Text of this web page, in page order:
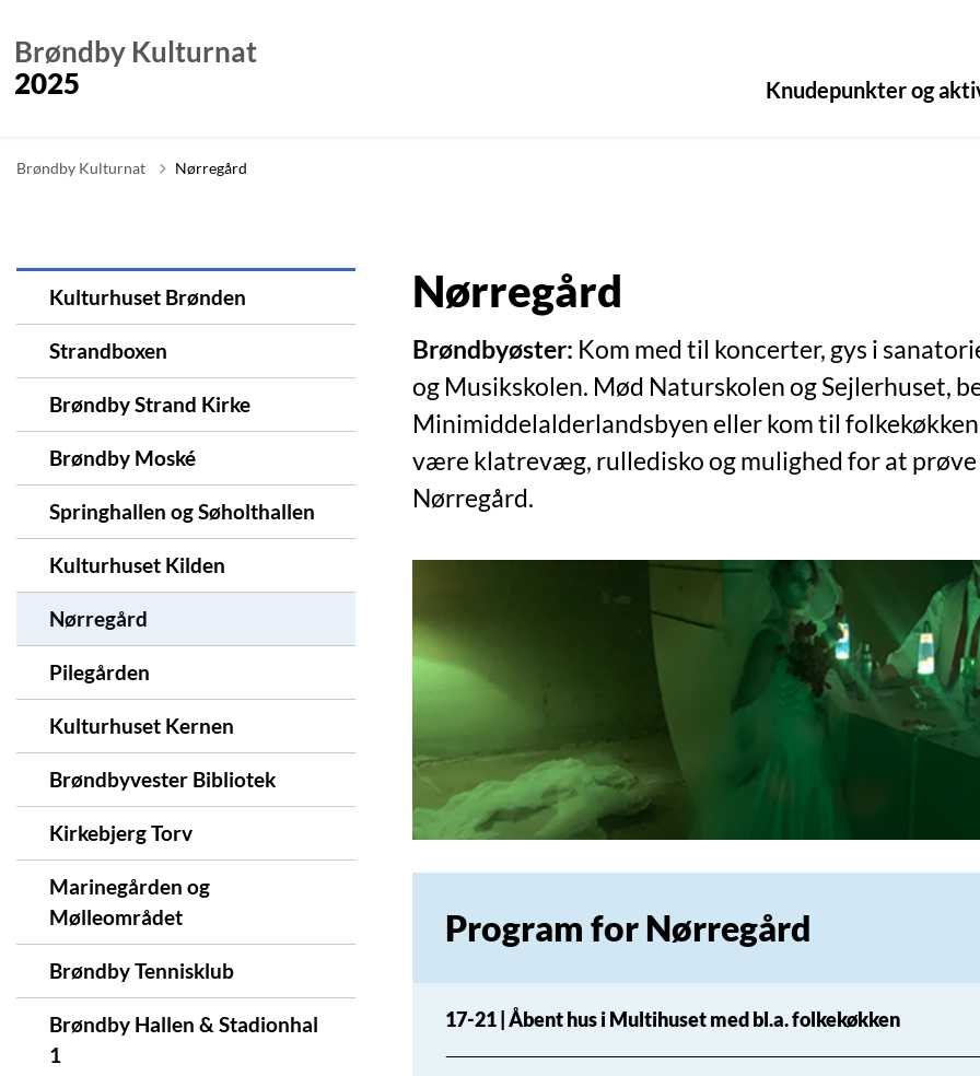
Brøndby Kulturnat
2025
Knudepunkter og
Brøndby Kulturnat Nørregård
Kulturhuset Brønden
Strandboxen
Brøndby Strand Kirke
Brøndby Moské
Springhallen og Søholthallen
Kulturhuset Kilden
Nørregård
Pilegården
Kulturhuset Kernen
Brøndbyvester Bibliotek
Kirkebjerg Torv
Marinegården og
Mølleområdet
Brøndby Tennisklub
Brøndby Hallen & Stadionhal
1
Nørregård
Brøndbyøster: Kom med til koncerter, gys i
og Musikskolen. Mød Naturskolen og Sejlerhuset,
Minimiddelalderlandsbyen eller kom til
være klatrevæg, rulledisko og mulighed for at prøve
Nørregård.
Program for Nørregård
17-21 | Åbent hus i Multihuset med bl.a. folkekøkken